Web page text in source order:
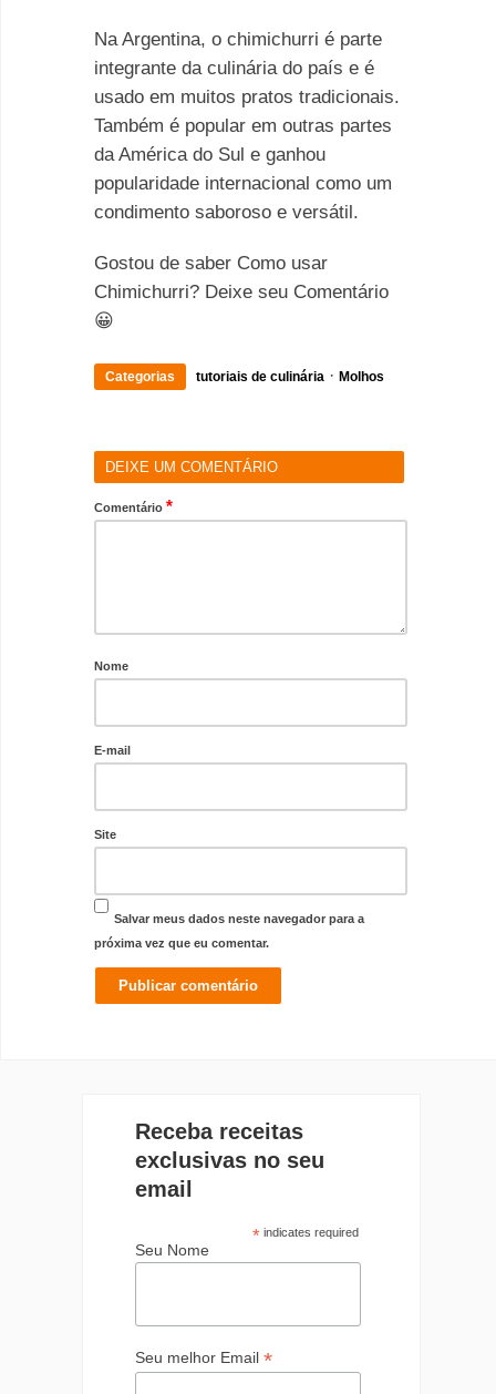
Na Argentina, o chimichurri é parte
integrante da culinária do país e é
usado em muitos pratos tradicionais.
Também é popular em outras partes
da América do Sul e ganhou
popularidade internacional como um
condimento saboroso e versátil.
Gostou de saber Como usar
Chimichurri? Deixe seu Comentário
😀
Categorias tutoriais de culinária · Molhos
DEIXE UM COMENTÁRIO
Comentário *
Nome
E-mail
Site
Salvar meus dados neste navegador para a
próxima vez que eu comentar.
Receba receitas
exclusivas no seu
email
*indicates required
Seu Nome
Seu melhor Email *